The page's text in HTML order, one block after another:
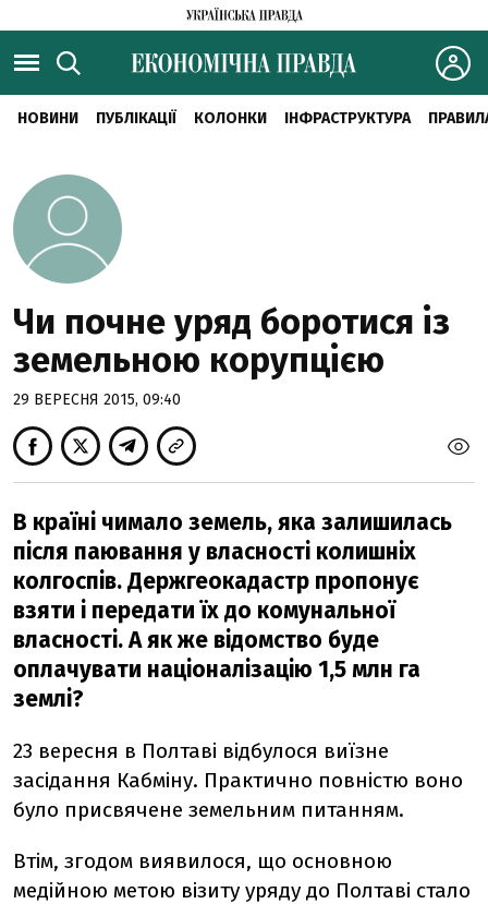
НОВИНИ ПУБЛІКАЦІЇ КОЛОНКИ ІНФРАСТРУКТУРА
Чи почне уряд боротися із
земельною корупцією
29 ВЕРЕСНЯ 2015, 09:40
В країні чимало земель, яка залишилась
після паювання у власності колишніх
колгоспів. Держгеокадастр пропонує
взяти і передати їх до комунальної
власності. А як же відомство буде
оплачувати націоналізацію 1,5 млн га
землі?
23 вересня в Полтаві відбулося виїзне
засідання Кабміну. Практично повністю воно
було присвячене земельним питанням.
Втім, згодом виявилося, що основною
медійною метою візиту уряду до Полтаві стало